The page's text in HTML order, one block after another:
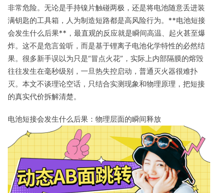
非常危险。无论是手持镍片触碰两极，还是将电池随意丢进装
满钥匙的工具箱，人为制造短路都是高风险行为。**电池短接
会发生什么后果**，最直观的反应就是瞬间高温、起火甚至爆
炸。这不是危言耸听，而是基于锂离子电池化学特性的必然结
果。很多新手误以为只是“冒点火花”，实际上内部隔膜的熔毁
往往发生在毫秒级别，一旦热失控启动，普通灭火器很难扑
灭。本文不谈理论空话，只结合实测现象和物理原理，把短接
的真实代价拆解清楚。
电池短接会发生什么后果：物理层面的瞬间释放